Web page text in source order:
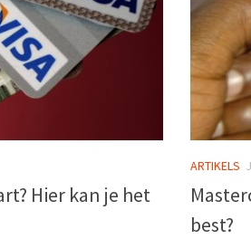
Hier kan je het
ARTIKELS
best?